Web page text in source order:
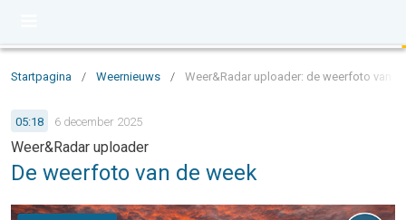
Startpagina / Weernieuws / Weer&Radar uploader: de weerfoto van
05:18 6 december 2025
Weer&Radar uploader
De weerfoto van de week